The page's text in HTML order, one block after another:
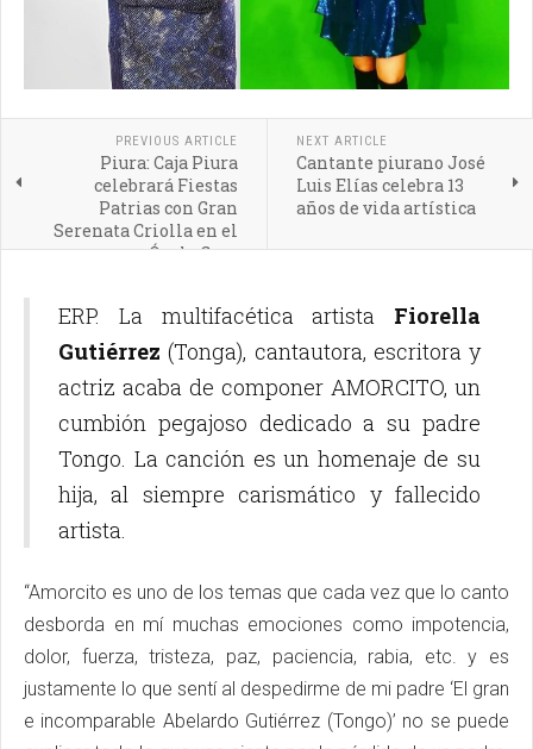
PREVIOUS ARTICLE
Piura: Caja Piura
celebrará Fiestas
Patrias con Gran
Serenata Criolla en el
Óvalo Grau
NEXT ARTICLE
Cantante piurano José
Luis Elías celebra 13
años de vida artística
ERP. La multifacética artista Fiorella
Gutiérrez (Tonga), cantautora, escritora y
actriz acaba de componer AMORCITO, un
cumbión pegajoso dedicado a su padre
Tongo. La canción es un homenaje de su
hija, al siempre carismático y fallecido
artista.
“Amorcito es uno de los temas que cada vez que lo canto
desborda en mí muchas emociones como impotencia,
dolor, fuerza, tristeza, paz, paciencia, rabia, etc. y es
justamente lo que sentí al despedirme de mi padre ‘El gran
e incomparable Abelardo Gutiérrez (Tongo)’ no se puede